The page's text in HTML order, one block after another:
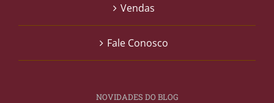
Vendas
Fale Conosco
NOVIDADES DO BLOG